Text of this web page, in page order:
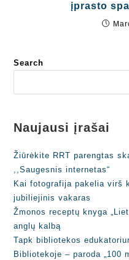
įprasto
Search
Naujausi įrašai
Žiūrėkite RRT parengtas
,,Saugesnis internetas“
Kai fotografija pakelia virš
jubiliejinis vakaras
Žmonos receptų knyga
anglų kalbą
Tapk bibliotekos
Bibliotekoje – paroda „100